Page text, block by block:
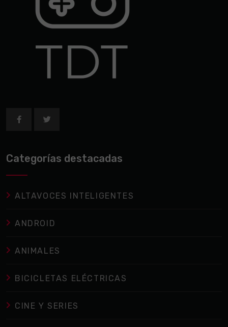
Categorías destacadas
ALTAVOCES INTELIGENTES
ANDROID
ANIMALES
BICICLETAS ELÉCTRICAS
CINE Y SERIES